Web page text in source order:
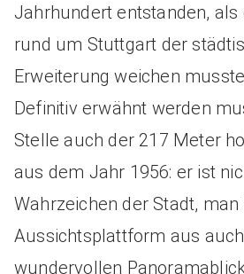
Jahrhundert entstanden, als
rund um Stuttgart der
Erweiterung weichen
Definitiv erwähnt werden
Stelle auch der 217 Meter
aus dem Jahr 1956: er ist
Wahrzeichen der Stadt,
Aussichtsplattform aus
wundervollen